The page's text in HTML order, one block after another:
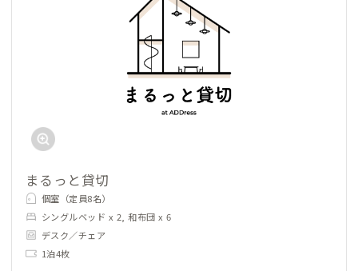
まるっと貸切
個室（定員8名）
シングルベッド x 2, 和布団 x 6
デスク／チェア
1泊4枚